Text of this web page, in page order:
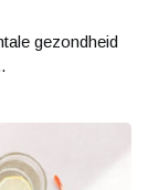
gezondheid